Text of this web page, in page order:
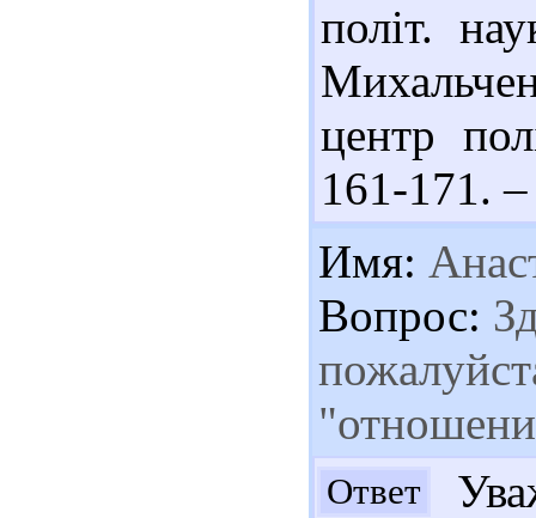
політ.
центр
161-171. –
Имя:
Вопрос:
Ответ